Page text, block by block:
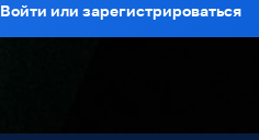
Войти или зарегистрироваться